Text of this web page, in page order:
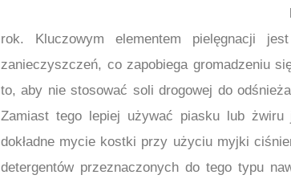
rok. Kluczowym elementem pielęgnacji
zanieczyszczeń, co zapobiega gromadzeniu
to, aby nie stosować soli drogowej do
Zamiast tego lepiej używać piasku lub żwiru
dokładne mycie kostki przy użyciu myjki
detergentów przeznaczonych do tego typu